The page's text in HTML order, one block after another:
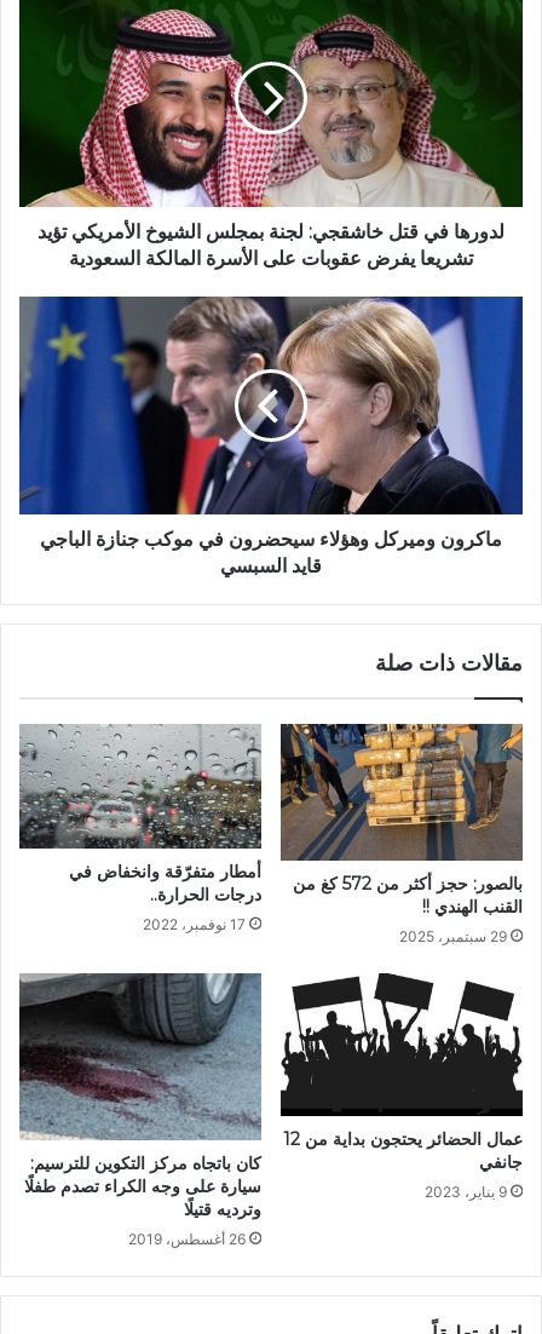
لدورها في قتل خاشقجي: لجنة بمجلس الشيوخ الأمريكي تؤيد
تشريعا يفرض عقوبات على الأسرة المالكة السعودية
ماكرون وميركل وهؤلاء سيحضرون في موكب جنازة الباجي
قايد السبسي
مقالات ذات صلة
بالصور: حجز أكثر من 572 كغ من
القنب الهندي !!
29 سبتمبر، 2025
أمطار متفرّقة وانخفاض في
درجات الحرارة..
17 نوفمبر، 2022
عمال الحضائر يحتجون بداية من 12
جانفي
9 يناير، 2023
كان باتجاه مركز التكوين للترسيم:
سيارة على وجه الكراء تصدم طفلًا
وترديه قتيلًا
26 أغسطس، 2019